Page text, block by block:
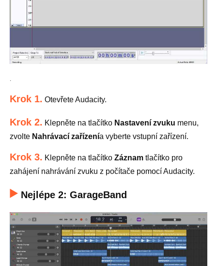
Krok 1. Otevřete Audacity.
Krok 2. Klepněte na tlačítko Nastavení zvuku menu,
zvolte Nahrávací zařízenía vyberte vstupní zařízení.
Krok 3. Klepněte na tlačítko Záznam tlačítko pro
zahájení nahrávání zvuku z počítače pomocí Audacity.
Nejlépe 2: GarageBand